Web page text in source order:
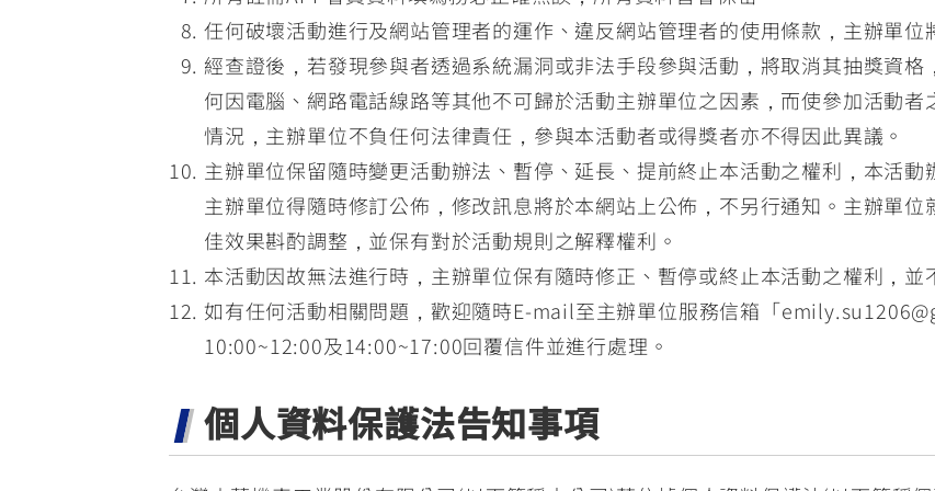
任何破壞活動進行及網站管理者的運作、違反網站管理者的使用條款，主辦單位
經查證後，若發現參與者透過系統漏洞或非法手段參與活動，將取消其抽獎資
何因電腦、網路電話線路等其他不可歸於活動主辦單位之因素，而使參加活動
情況，主辦單位不負任何法律責任，參與本活動者或得獎者亦不得因此異議。
主辦單位保留隨時變更活動辦法、暫停、延長、提前終止本活動之權利，本活動
主辦單位得隨時修訂公佈，修改訊息將於本網站上公佈，不另行通知。主辦單
佳效果斟酌調整，並保有對於活動規則之解釋權利。
本活動因故無法進行時，主辦單位保有隨時修正、暫停或終止本活動之權利，並
如有任何活動相關問題，歡迎隨時E-mail至主辦單位服務信箱「
10:00~12:00及14:00~17:00回覆信件並進行處理。
個人資料保護法告知事項